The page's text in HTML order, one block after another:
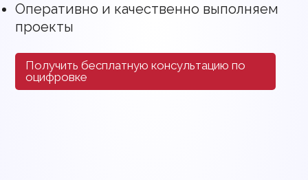
Оперативно и качественно выполняем
проекты
Получить бесплатную консультацию по
оцифровке